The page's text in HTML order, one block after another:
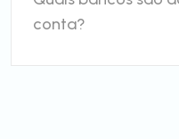
conta?